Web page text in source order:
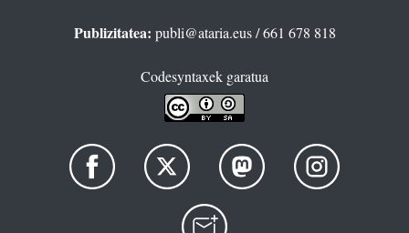
Publizitatea: publi@ataria.eus/ 661 678 818
Codesyntaxek garatua